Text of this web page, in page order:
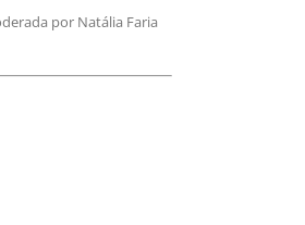
por Natália Faria